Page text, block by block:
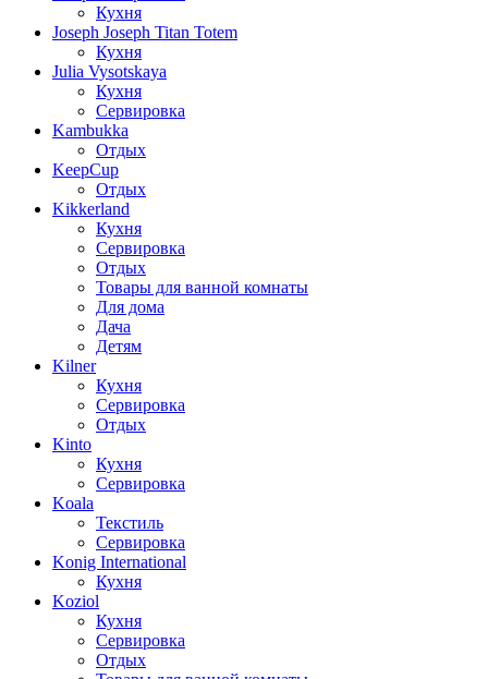
Кухня
Joseph Joseph Titan Totem
Кухня
Julia Vysotskaya
Кухня
Сервировка
Kambukka
Отдых
KeepCup
Отдых
Kikkerland
Кухня
Сервировка
Отдых
Товары для ванной комнаты
Для дома
Дача
Детям
Kilner
Кухня
Сервировка
Отдых
Kinto
Кухня
Сервировка
Koala
Текстиль
Сервировка
Konig International
Кухня
Koziol
Кухня
Сервировка
Отдых